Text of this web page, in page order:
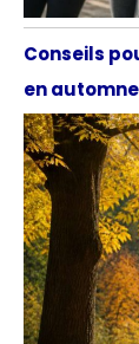
Conseils
en automne